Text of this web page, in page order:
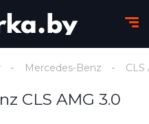
Mercedes-Benz CLS
CLS AMG 3.0